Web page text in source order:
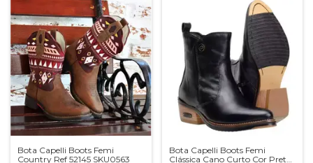
Bota Capelli Boots Femi
Country Ref 52145 SKU0563
Bota Capelli Boots Femi
Clássica Cano Curto Cor Preto